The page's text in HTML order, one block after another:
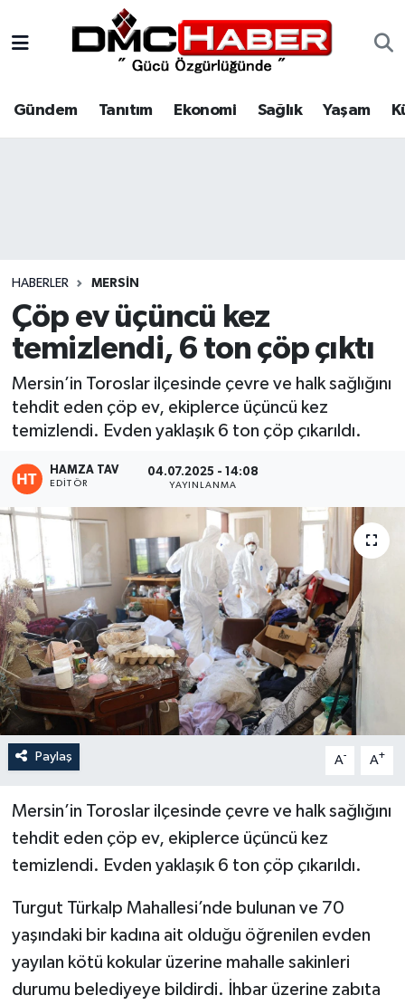
Gündem Tanıtım Ekonomi Sağlık Yaşam
HABERLER MERSIN
Çöp ev üçüncü kez
temizlendi, 6 ton çöp çıktı
Mersin’in Toroslar ilçesinde çevre ve halk sağlığını
tehdit eden çöp ev, ekiplerce üçüncü kez
temizlendi. Evden yaklaşık 6 ton çöp çıkarıldı.
HAMZA TAV
EDITÖR
04.07.2025 - 14:08
YAYINLANMA
Paylaş A- A+
Mersin’in Toroslar ilçesinde çevre ve halk sağlığını
tehdit eden çöp ev, ekiplerce üçüncü kez
temizlendi. Evden yaklaşık 6 ton çöp çıkarıldı.
Turgut Türkalp Mahallesi’nde bulunan ve 70
yaşındaki bir kadına ait olduğu öğrenilen evden
yayılan kötü kokular üzerine mahalle sakinleri
durumu belediyeye bildirdi. İhbar üzerine zabıta
Tanıtım
Spor
Siyaset
Eğitim
Teknoloji
Asayiş
Resmi İlan
Nöbetçi Eczaneler
Hava Durumu
Haber Arşivi